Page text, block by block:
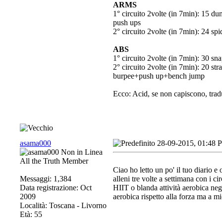
ARMS
1° circuito 2volte (in 7min): 15
push ups
2° circuito 2volte (in 7min): 24
ABS
1° circuito 2volte (in 7min): 30
2° circuito 2volte (in 7min): 20
burpee+push up+bench jump
Ecco: Acid, se non capiscono,
asama000
All the Truth Member
Messaggi: 1,384
Data registrazione: Oct
2009
Località: Toscana - Livorno
Età: 55
28-09-2015, 01:48
Ciao ho letto un po' il tuo diario e
alleni tre volte a settimana con i
HIIT o blanda attività aerobica
aerobica rispetto alla forza ma a